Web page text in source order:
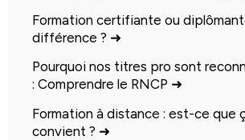
Formation certifiante ou
différence ? ➜
Pourquoi nos titres pro sont
: Comprendre le RNCP ➜
Formation à distance : est-ce que
convient ? ➜